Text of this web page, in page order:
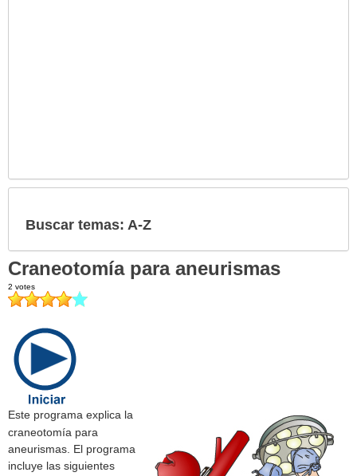
Buscar temas: A-Z
Craneotomía para aneurismas
Este programa explica la
craneotomía para
aneurismas. El programa
incluye las siguientes